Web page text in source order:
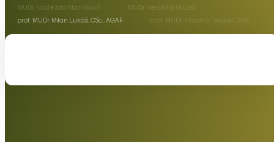
MUDr. Naděžda Machková
MUDr. Veronika Hrubá
prof. MUDr. Milan Lukáš, CSc., AGAF
prof. MUDr. Vladimír Teplan, DrSc.